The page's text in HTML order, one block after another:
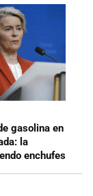
gasolina en
la
enchufes